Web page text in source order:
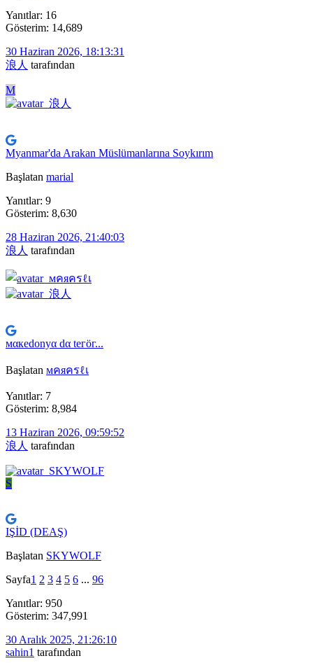
Yanıtlar: 16
Gösterim: 14,689
30 Haziran 2026, 18:13:31
浪人 tarafından
M
Myanmar'da Arakan Müslümanlarına Soykırım
Başlatan marial
Yanıtlar: 9
Gösterim: 8,630
28 Haziran 2026, 21:40:03
浪人 tarafından
мαкedonуα dα teгöг...
Başlatan мคяครℓเ
Yanıtlar: 7
Gösterim: 8,984
13 Haziran 2026, 09:59:52
浪人 tarafından
S
IŞİD (DEAŞ)
Başlatan SKYWOLF
Sayfa1 2 3 4 5 6 ... 96
Yanıtlar: 950
Gösterim: 347,991
30 Aralık 2025, 21:26:10
sahin1 tarafından